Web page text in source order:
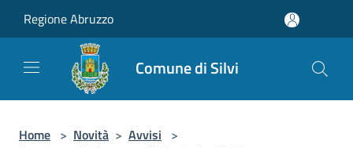
Regione Abruzzo
Comune di Silvi
Home > Novità > Avvisi >